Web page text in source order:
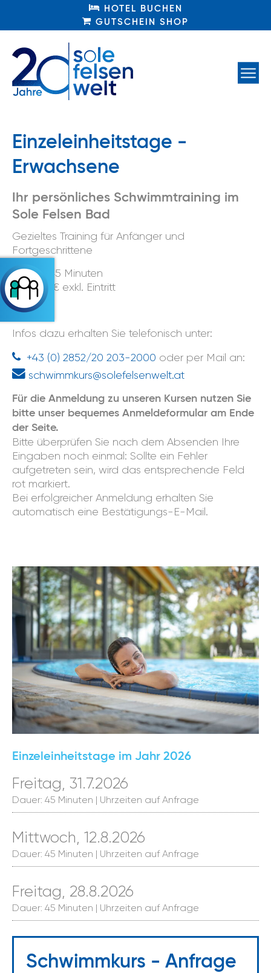
HOTEL BUCHEN
GUTSCHEIN SHOP
Einzeleinheitstage -
Erwachsene
Ihr persönliches Schwimmtraining im
Sole Felsen Bad
Gezieltes Training für Anfänger und
Fortgeschrittene
Dauer: 45 Minuten
Preis: 51 € exkl. Eintritt
Infos dazu erhalten Sie telefonisch unter:
+43 (0) 2852/20 203-2000 oder per Mail an:
schwimmkurs@solefelsenwelt.at
Für die Anmeldung zu unseren Kursen nutzen Sie
bitte unser bequemes Anmeldeformular am Ende
der Seite.
Bitte überprüfen Sie nach dem Absenden Ihre
Eingaben noch einmal: Sollte ein Fehler
aufgetreten sein, wird das entsprechende Feld
rot markiert.
Bei erfolgreicher Anmeldung erhalten Sie
automatisch eine Bestätigungs-E-Mail.
Einzeleinheitstage im Jahr 2026
Freitag, 31.7.2026
Dauer: 45 Minuten | Uhrzeiten auf Anfrage
Mittwoch, 12.8.2026
Dauer: 45 Minuten | Uhrzeiten auf Anfrage
Freitag, 28.8.2026
Dauer: 45 Minuten | Uhrzeiten auf Anfrage
Schwimmkurs - Anfrage
HOTEL BUCHEN
GUTSCHEIN SHOP